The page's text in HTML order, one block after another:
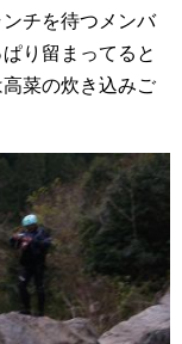
チを待つメンバ
り留まってると
菜の炊き込みご